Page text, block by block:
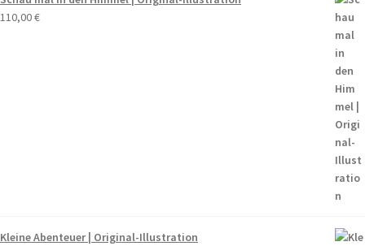
110,00€
Kleine Abenteuer | Original-Illustration